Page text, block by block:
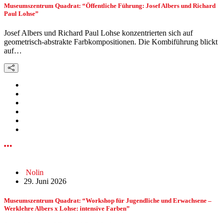
Museumszentrum Quadrat: “Öffentliche Führung: Josef Albers und Richard
Paul Lohse”
Josef Albers und Richard Paul Lohse konzentrierten sich auf
geometrisch-abstrakte Farbkompositionen. Die Kombiführung blickt
auf…
Nolin
29. Juni 2026
Museumszentrum Quadrat: “Workshop für Jugendliche und Erwachsene –
Werklehre Albers x Lohse: intensive Farben”